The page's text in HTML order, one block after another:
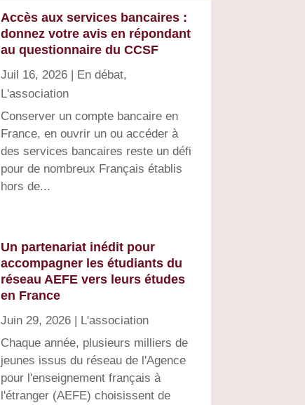
Accès aux services bancaires :
donnez votre avis en répondant
au questionnaire du CCSF
Juil 16, 2026| En débat,
L'association
Conserver un compte bancaire en
France, en ouvrir un ou accéder à
des services bancaires reste un défi
pour de nombreux Français établis
hors de...
Un partenariat inédit pour
accompagner les étudiants du
réseau AEFE vers leurs études
en France
Juin 29, 2026| L'association
Chaque année, plusieurs milliers de
jeunes issus du réseau de l'Agence
pour l'enseignement français à
l'étranger (AEFE) choisissent de